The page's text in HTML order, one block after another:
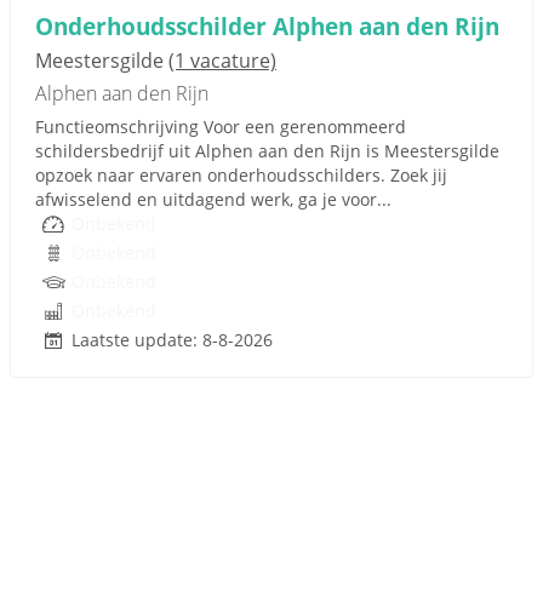
Onderhoudsschilder Alphen aan den Rijn
Meestersgilde(1 vacature)
Alphen aan den Rijn
Functieomschrijving Voor een gerenommeerd
schildersbedrijf uit Alphen aan den Rijn is Meestersgilde
opzoek naar ervaren onderhoudsschilders. Zoek jij
afwisselend en uitdagend werk, ga je voor...
Laatste update: 8-8-2026